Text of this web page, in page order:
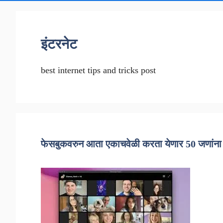
इंटरनेट
best internet tips and tricks post
फेसबुकवरुन आता एकाचवेळी करता येणार 50 जणांना